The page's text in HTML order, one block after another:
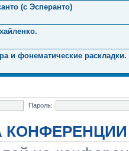
(с Эсперанто)
и фонематические раскладки.
Пароль:
КОНФЕРЕНЦИИ